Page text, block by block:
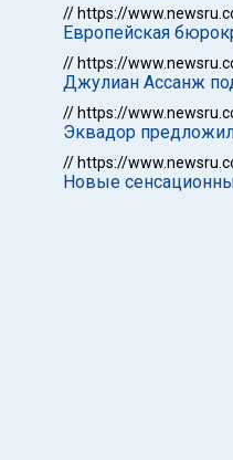
// https://
Европейская
// https://
Джулиан Ассанж
// https://
Эквадор
// https://
Новые